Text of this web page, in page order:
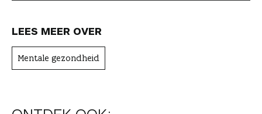
LEES MEER OVER
Mentale gezondheid